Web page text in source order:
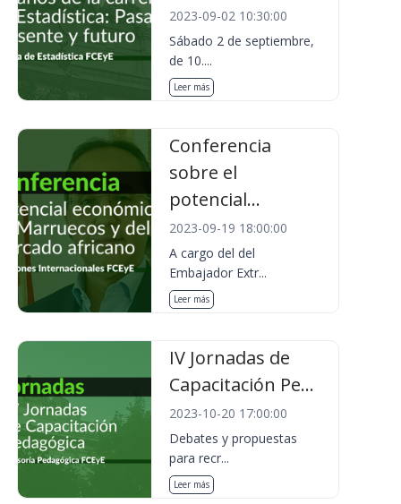
2023-09-02 10:30:00
Sábado 2 de septiembre,
de 10....
Leer más
Conferencia
sobre el
potencial...
2023-09-19 18:00:00
A cargo del del
Embajador Extr...
Leer más
IV Jornadas de
Capacitación Pe...
2023-10-20 17:00:00
Debates y propuestas
para recr...
Leer más